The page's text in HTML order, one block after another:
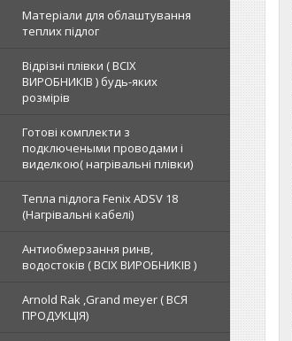
Матеріали для облаштування
теплих підлог
Відрізні плівки ( ВСІХ
ВИРОБНИКІВ ) будь-яких
розмірів
Готові комплекти з
подключеными проводами і
виделкою( нагрівальні плівки)
Тепла підлога Fenix ADSV 18
(Нагрівальні кабелі)
Антиобмерзання ринв,
водостоків ( ВСІХ ВИРОБНИКІВ )
Arnold Rak ,Grand meyer ( ВСЯ
ПРОДУКЦІЯ)